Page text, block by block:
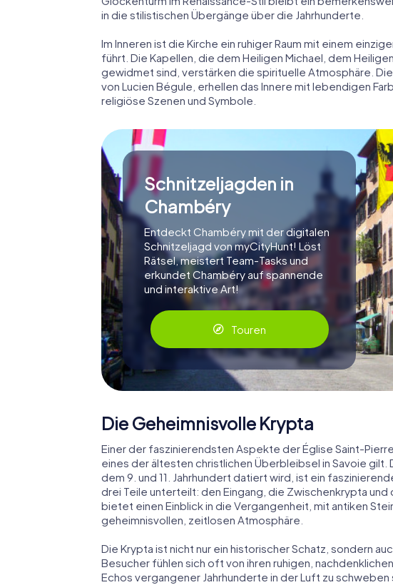
in die stilistischen Übergänge über die Jahrhunderte.
Im Inneren ist die Kirche ein ruhiger Raum mit einem
führt. Die Kapellen, die dem Heiligen Michael, dem
gewidmet sind, verstärken die spirituelle Atmosphäre.
von Lucien Bégule, erhellen das Innere mit lebendigen
religiöse Szenen und Symbole.
Schnitzeljagden in
Chambéry
Entdeckt Chambéry mit der digitalen
Schnitzeljagd von myCityHunt! Löst
Rätsel, meistert Team-Tasks und
erkundet Chambéry auf spannende
und interaktive Art!
Touren
Die Geheimnisvolle Krypta
Einer der faszinierendsten Aspekte der Église Saint-
eines der ältesten christlichen Überbleibsel in Savoie gilt.
dem 9. und 11. Jahrhundert datiert wird, ist ein
drei Teile unterteilt: den Eingang, die Zwischenkrypta
bietet einen Einblick in die Vergangenheit, mit antiken
geheimnisvollen, zeitlosen Atmosphäre.
Die Krypta ist nicht nur ein historischer Schatz, sondern
Besucher fühlen sich oft von ihren ruhigen,
Echos vergangener Jahrhunderte in der Luft zu schweben